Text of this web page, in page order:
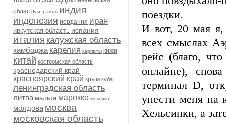
область израиль индия
индонезия иордания иран
иркутская область испания
италия калужская область
камбоджа карелия карпаты кижи
китай костромская область
краснодарский край
красноярский край крым куба
ленинградская область
литва мальта марокко мексика
молдова москва
московская область
поездки.
И вот, 20 мая я,
всех смыслах
рейс (благо, что
онлайне),
терминал D,
унести меня на
Хельсинки, а